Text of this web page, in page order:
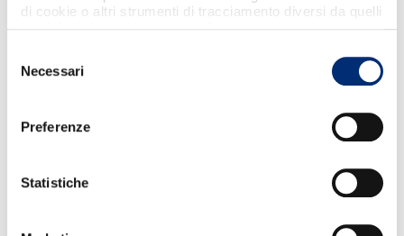
di cookie o altri strumenti di tracciamento diversi da quelli
delNecessari
Preferenze
Statistiche
NON PERDERTI QUESTI CONTENUTI